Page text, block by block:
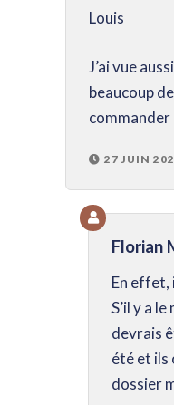
Louis
J’ai vue
beaucoup
27 JUIN
Florian
En effet,
S’il y a
devrais
été et ils
dossier